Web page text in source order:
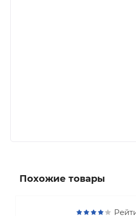
Похожие товары